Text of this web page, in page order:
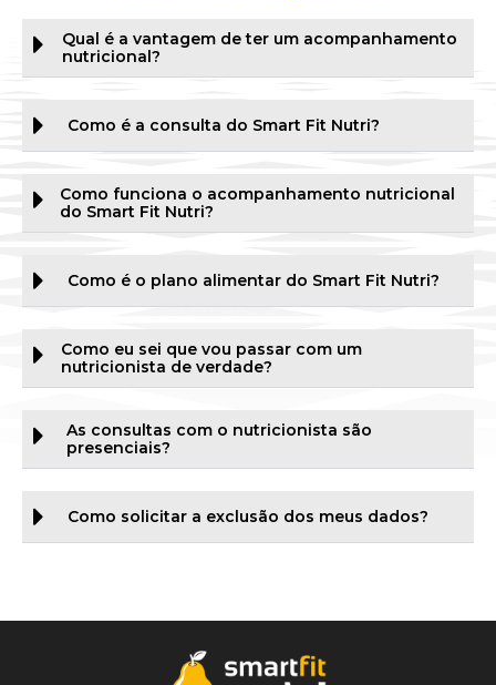
Qual é a vantagem de ter um acompanhamento
nutricional?
Como é a consulta do Smart Fit Nutri?
Como funciona o acompanhamento nutricional
do Smart Fit Nutri?
Como é o plano alimentar do Smart Fit Nutri?
Como eu sei que vou passar com um
nutricionista de verdade?
As consultas com o nutricionista são
presenciais?
Como solicitar a exclusão dos meus dados?